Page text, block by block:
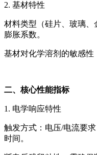
2. 基材特性
材料类型（硅片、玻璃
膨胀系数。
基材对化学溶剂的敏感性
二、核心性能指标
1. 电学响应特性
触发方式：电压/电流要
时间。